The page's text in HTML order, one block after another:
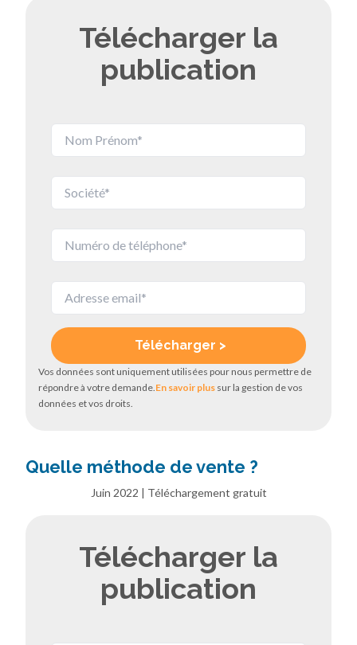
Télécharger la
publication
Vos données sont uniquement utilisées pour nous permettre de
répondre à votre demande.En savoir plus sur la gestion de vos
données et vos droits.
Quelle méthode de vente ?
Juin 2022 | Téléchargement gratuit
Télécharger la
publication